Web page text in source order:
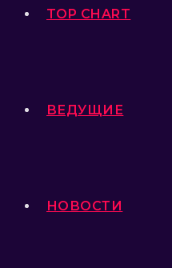
TOP CHART
ВЕДУЩИЕ
НОВОСТИ